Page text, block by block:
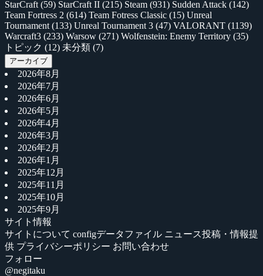
StarCraft (59) StarCraft II (215) Steam (931) Sudden Attack (142)
Team Fortress 2 (614) Team Fotress Classic (15) Unreal
Tournament (133) Unreal Tournament 3 (47) VALORANT (1139)
Warcraft3 (233) Warsow (271) Wolfenstein: Enemy Territory (35)
トピック (12) 未分類 (7)
アーカイブ
2026年8月
2026年7月
2026年6月
2026年5月
2026年4月
2026年3月
2026年2月
2026年1月
2025年12月
2025年11月
2025年10月
2025年9月
サイト情報
サイトについて configデータファイル ニュース投稿・情報提
供 プライバシーポリシー お問い合わせ
フォロー
@negitaku